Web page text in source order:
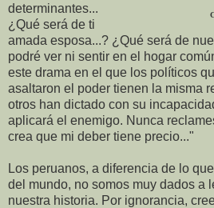
determinantes...
¿Qué será de ti
amada esposa...? ¿Qué será de
podré ver ni sentir en el hogar
este drama en el que los políticos
asaltaron el poder tienen la misma
otros han dictado con su
aplicará el enemigo. Nunca
crea que mi deber tiene precio..."
Los peruanos, a diferencia de lo
del mundo, no somos muy dados a
nuestra historia. Por ignorancia,